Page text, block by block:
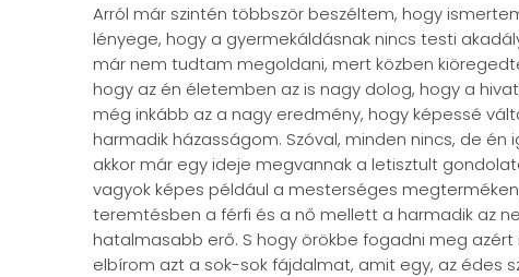
Arról már szintén többször beszéltem, hogy
lényege, hogy a gyermekáldásnak nincs testi
már nem tudtam megoldani, mert közben
hogy az én életemben az is nagy dolog, hogy a
még inkább az a nagy eredmény, hogy képessé
harmadik házasságom. Szóval, minden nincs, de
akkor már egy ideje megvannak a letisztult
vagyok képes például a mesterséges
teremtésben a férfi és a nő mellett a harmadik az
hatalmasabb erő. S hogy örökbe fogadni meg
elbírom azt a sok-sok fájdalmat, amit egy, az édes